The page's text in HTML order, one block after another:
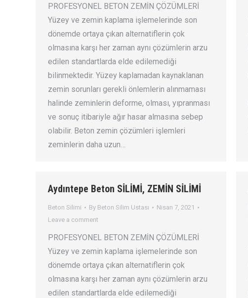
PROFESYONEL BETON ZEMİN ÇÖZÜMLERİ
Yüzey ve zemin kaplama işlemelerinde son
dönemde ortaya çıkan alternatiflerin çok
olmasına karşı her zaman aynı çözümlerin arzu
edilen standartlarda elde edilemediği
bilinmektedir. Yüzey kaplamadan kaynaklanan
zemin sorunları gerekli önlemlerin alınmaması
halinde zeminlerin deforme, olması, yıpranması
ve sonuç itibariyle ağır hasar almasına sebep
olabilir. Beton zemin çözümleri işlemleri
zeminlerin daha uzun…
Aydıntepe Beton SİLİMİ, ZEMİN SİLİMİ
Beton Silimi By Beton Silim Ustası
Nisan 7, 2021
Leave a comment
PROFESYONEL BETON ZEMİN ÇÖZÜMLERİ
Yüzey ve zemin kaplama işlemelerinde son
dönemde ortaya çıkan alternatiflerin çok
olmasına karşı her zaman aynı çözümlerin arzu
edilen standartlarda elde edilemediği